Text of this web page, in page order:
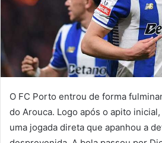
O FC Porto entrou de forma
do Arouca. Logo após o apito
uma jogada direta que apanhou a